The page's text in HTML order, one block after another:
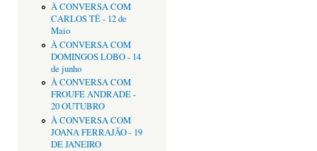
À CONVERSA COM
CARLOS TÊ - 12 de
Maio
À CONVERSA COM
DOMINGOS LOBO - 14
de junho
À CONVERSA COM
FROUFE ANDRADE -
20 OUTUBRO
À CONVERSA COM
JOANA FERRAJÃO - 19
DE JANEIRO